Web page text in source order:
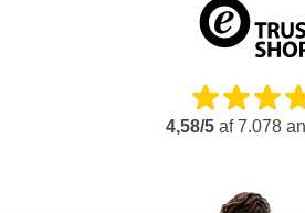
4,58/5af7.078